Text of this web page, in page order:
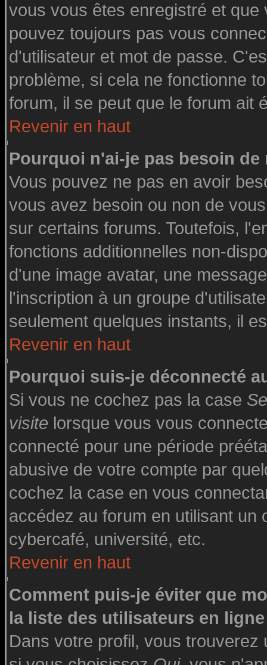
vous vous êtes enregistré et
pouvez toujours pas vous
d'utilisateur et mot de passe.
problème, si cela ne fonctionne
forum, il se peut que le forum ait
Revenir en haut
Pourquoi n'ai-je pas besoin
Vous pouvez ne pas en avoir
vous avez besoin ou non de
sur certains forums. Toutefois,
fonctions additionnelles non-
d'une image avatar, une
l'inscription à un groupe
seulement quelques instants, il
Revenir en haut
Pourquoi suis-je déconnecté
Si vous ne cochez pas la case
visite lorsque vous vous
connecté pour une période
abusive de votre compte par
cochez la case en vous
accédez au forum en utilisant un
cybercafé, université, etc.
Revenir en haut
Comment puis-je éviter que
la liste des utilisateurs en
Dans votre profil, vous trouverez